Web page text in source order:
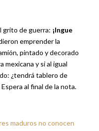
grito de guerra: ¡Ingue
emprender la
pintado y decorado
y si al igual
¿tendrá tablero de
al final de la nota.
maduros no conocen